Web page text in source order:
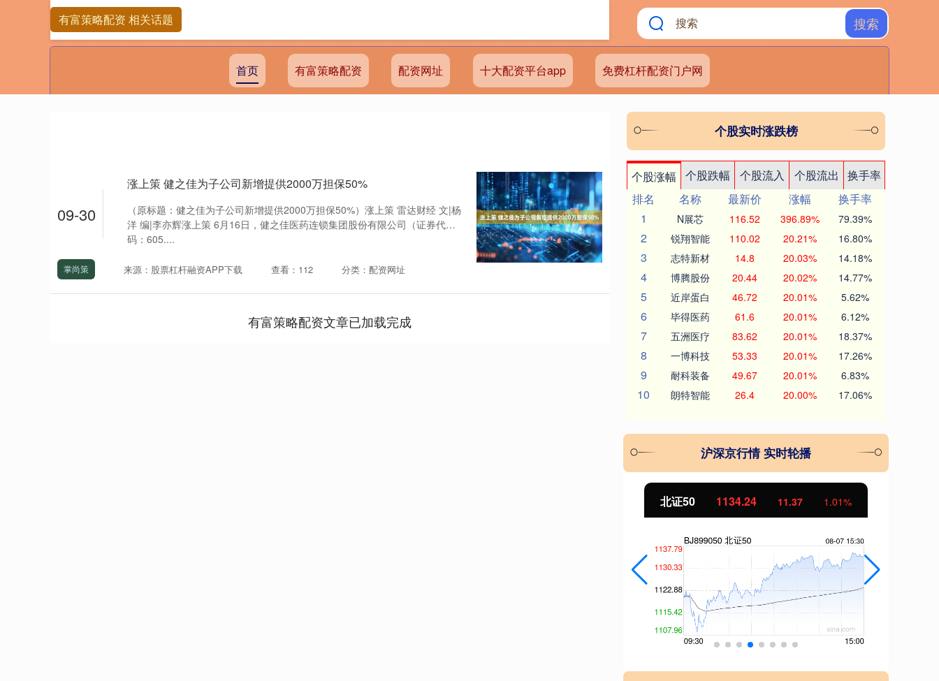
搜索
首页 有富策略配资 配资网址 十大配资平台app 免费杠杆配资门户网
有富策略配资 相关话题
09-30
涨上策 健之佳为子公司新增提供2000万担保50%
（原标题：健之佳为子公司新增提供2000万担保50%）涨上策 雷达财经 文|杨
洋 编|李亦辉涨上策 6月16日，健之佳医药连锁集团股份有限公司（证券代
码：605....
掌尚策 来源：股票杠杆融资APP下载 查看：112 分类：配资网址
有富策略配资文章已加载完成
个股实时涨跌榜
个股涨幅 个股跌幅 个股流入 个股流出
换手率
排名
名称 最新价 涨幅
换手率
1
N展芯 116.52 396.89% 79.39%
2 锐翔智能 110.02 20.21% 16.80%
3 志特新材 14.8 20.03% 14.18%
4 博腾股份 20.44 20.02% 14.77%
5 近岸蛋白 46.72 20.01% 5.62%
6 毕得医药 61.6 20.01% 6.12%
7 五洲医疗 83.62 20.01% 18.37%
8 一博科技 53.33 20.01% 17.26%
9 耐科装备 49.67 20.01% 6.83%
10 朗特智能 26.4 20.00% 17.06%
沪深京行情 实时轮播
北证50 1134.24 11.37 1.01%